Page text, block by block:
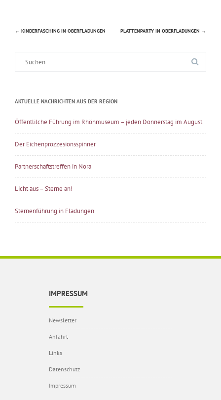
Beitragsnavigation
← KINDERFASCHING IN OBERFLADUNGEN PLATTENPARTY IN OBERFLADUNGEN →
AKTUELLE NACHRICHTEN AUS DER REGION
Öffentlilche Führung im Rhönmuseum – jeden Donnerstag im August
Der Eichenprozzesionsspinner
Partnerschaftstreffen in Nora
Licht aus – Sterne an!
Sternenführung in Fladungen
IMPRESSUM
Newsletter
Anfahrt
Links
Datenschutz
Impressum